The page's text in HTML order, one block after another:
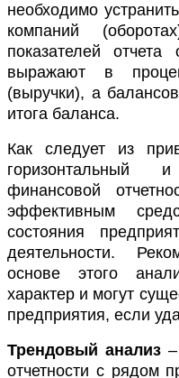
необходимо
компаний
показателей
выражают в
(выручки), а
итога баланса.
Как следует из
горизонтальный
финансовой
эффективным
состояния
деятельности.
основе этого
характер и могут
предприятия, если
Трендовый анализ
отчетности с рядом